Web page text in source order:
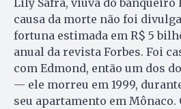
causa da morte não foi
fortuna estimada em R$ 5
anual da revista Forbes. Foi
com Edmond, então um dos
— ele morreu em 1999,
seu apartamento em Mônaco.